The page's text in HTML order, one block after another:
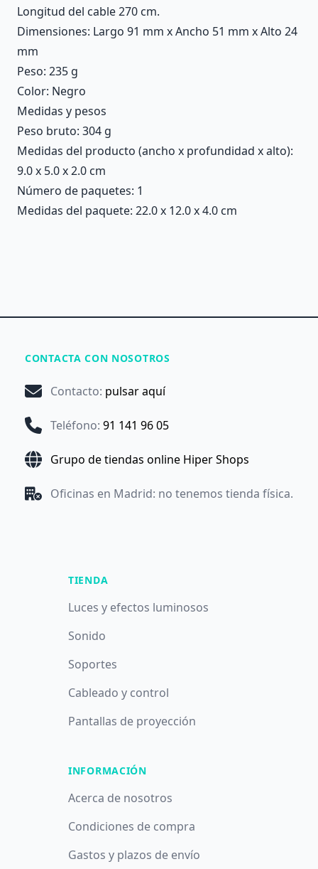
Longitud del cable 270 cm.
Dimensiones: Largo 91 mm x Ancho 51 mm x Alto 24
mm
Peso: 235 g
Color: Negro
Medidas y pesos
Peso bruto: 304 g
Medidas del producto (ancho x profundidad x alto):
9.0 x 5.0 x 2.0 cm
Número de paquetes: 1
Medidas del paquete: 22.0 x 12.0 x 4.0 cm
CONTACTA CON NOSOTROS
Contacto: pulsar aquí
Teléfono: 91 141 96 05
Grupo de tiendas online Hiper Shops
Oficinas en Madrid: no tenemos tienda física.
TIENDA
Luces y efectos luminosos
Sonido
Soportes
Cableado y control
Pantallas de proyección
INFORMACIÓN
Acerca de nosotros
Condiciones de compra
Gastos y plazos de envío